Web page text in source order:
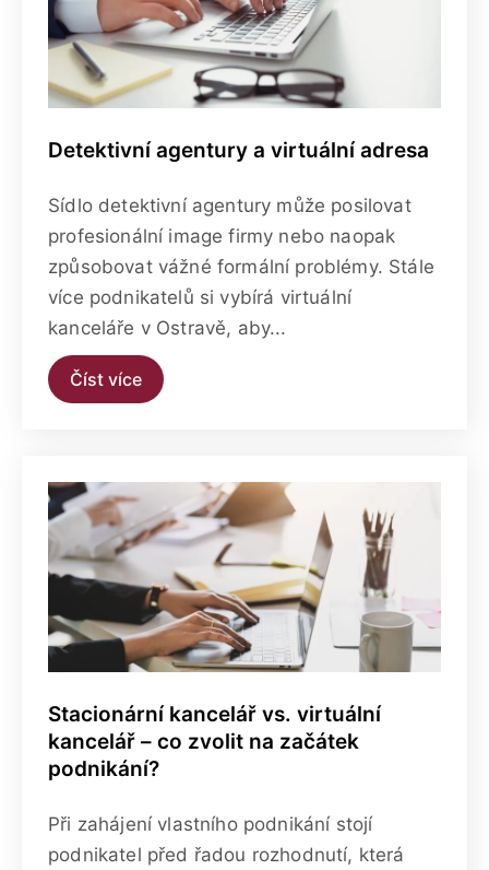
Detektivní agentury a virtuální adresa
Sídlo detektivní agentury může posilovat
profesionální image firmy nebo naopak
způsobovat vážné formální problémy. Stále
více podnikatelů si vybírá virtuální
kanceláře v Ostravě, aby...
Číst více
Stacionární kancelář vs. virtuální
kancelář – co zvolit na začátek
podnikání?
Při zahájení vlastního podnikání stojí
podnikatel před řadou rozhodnutí, která